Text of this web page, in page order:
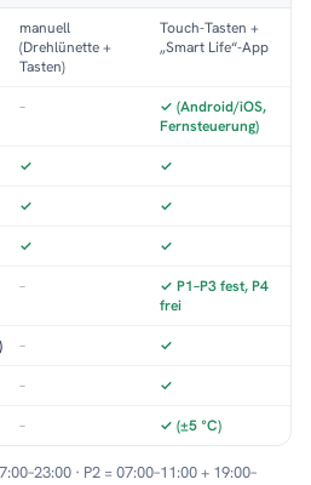
manuell
(Drehlünette +
Tasten)
Touch-Tasten +
„Smart Life“-App
–
✓ (Android/iOS,
Fernsteuerung)
✓ ✓
✓ ✓
✓ ✓
–
✓ P1–P3 fest, P4
frei
– ✓
– ✓
– ✓ (±5 °C)
· P2 = 07:00–11:00 + 19:00–